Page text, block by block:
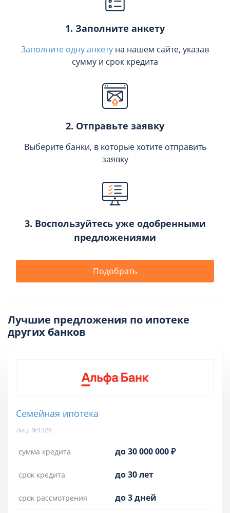
1. Заполните анкету
Заполните одну анкету на нашем сайте, указав
сумму и срок кредита
2. Отправьте заявку
Выберите банки, в которые хотите отправить
заявку
3. Воспользуйтесь уже одобренными
предложениями
Подобрать
Лучшие предложения по ипотеке
других банков
Семейная ипотека
Лиц. №1326
сумма кредита до 30 000 000 ₽
срок кредита до 30 лет
срок рассмотрения до 3 дней